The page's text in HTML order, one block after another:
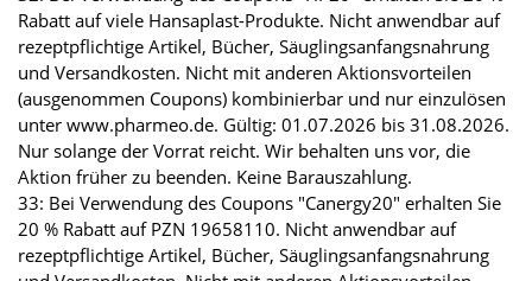
Rabatt auf viele Hansaplast-Produkte. Nicht anwendbar auf
rezeptpflichtige Artikel, Bücher, Säuglingsanfangsnahrung
und Versandkosten. Nicht mit anderen Aktionsvorteilen
(ausgenommen Coupons) kombinierbar und nur einzulösen
unter www.pharmeo.de. Gültig: 01.07.2026 bis 31.08.2026.
Nur solange der Vorrat reicht. Wir behalten uns vor, die
Aktion früher zu beenden. Keine Barauszahlung.
33: Bei Verwendung des Coupons "Canergy20" erhalten Sie
20 % Rabatt auf PZN 19658110. Nicht anwendbar auf
rezeptpflichtige Artikel, Bücher, Säuglingsanfangsnahrung